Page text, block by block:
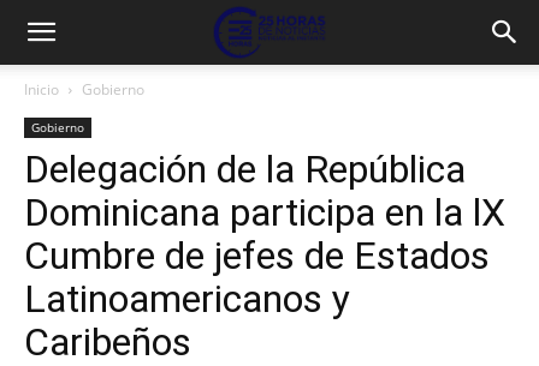
Inicio Gobierno
Gobierno
Delegación de la República
Dominicana participa en la lX
Cumbre de jefes de Estados
Latinoamericanos y
Caribeños